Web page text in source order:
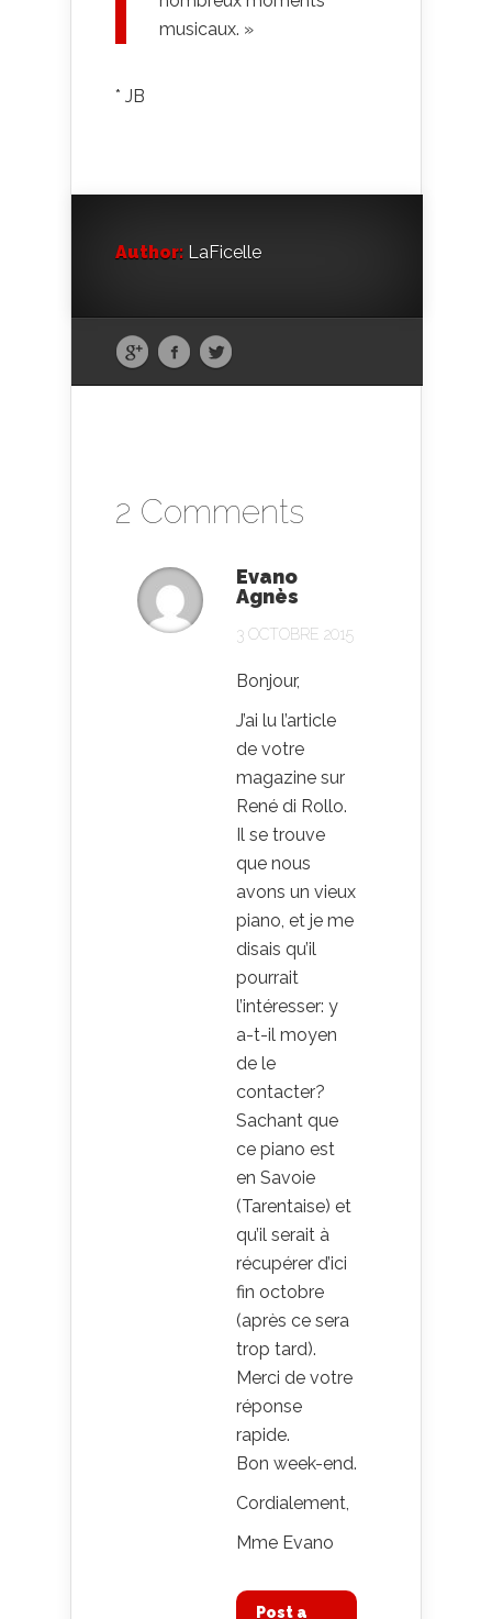
musicaux. »
* JB
Author: LaFicelle
2 Comments
Evano
Agnès
3 OCTOBRE 2015
Bonjour,
J’ai lu l’article
de votre
magazine sur
René di Rollo.
Il se trouve
que nous
avons un vieux
piano, et je me
disais qu’il
pourrait
l’intéresser: y
a-t-il moyen
de le
contacter?
Sachant que
ce piano est
en Savoie
(Tarentaise) et
qu’il serait à
récupérer d’ici
fin octobre
(après ce sera
trop tard).
Merci de votre
réponse
rapide.
Bon week-end.
Cordialement,
Mme Evano
Post a